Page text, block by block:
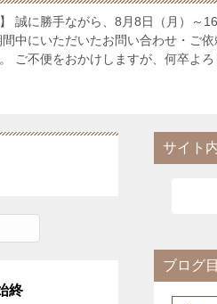
誠に勝手ながら、8月8日（月）～
中にいただいたお問い合わせ・ご
ご不便をおかけしますが、何卒よろ
終
サイト
ブログ